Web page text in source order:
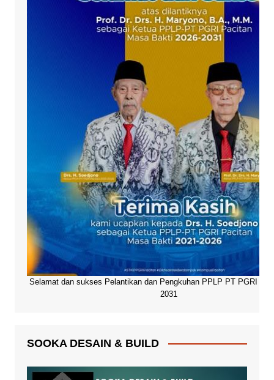
Selamat dan sukses Pelantikan dan Pengkuhan PPLP PT PGRI
2031
SOOKA DESAIN & BUILD